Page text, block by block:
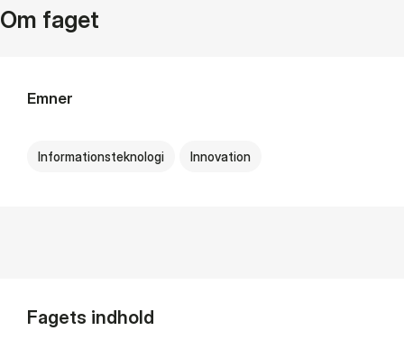
Om faget
Emner
Informationsteknologi Innovation
Fagets indhold